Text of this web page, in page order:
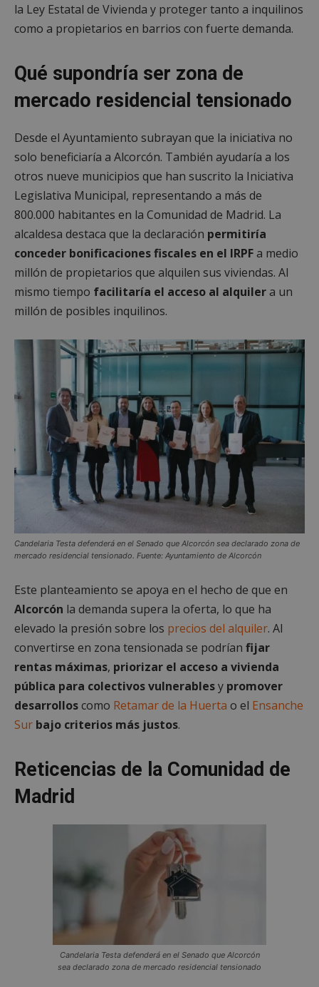
la Ley Estatal de Vivienda y proteger tanto a inquilinos
como a propietarios en barrios con fuerte demanda.
Qué supondría ser zona de
mercado residencial tensionado
Desde el Ayuntamiento subrayan que la iniciativa no
solo beneficiaría a Alcorcón. También ayudaría a los
otros nueve municipios que han suscrito la Iniciativa
Legislativa Municipal, representando a más de
800.000 habitantes en la Comunidad de Madrid. La
alcaldesa destaca que la declaración permitiría
conceder bonificaciones fiscales en el IRPFa medio
millón de propietarios que alquilen sus viviendas. Al
mismo tiempo facilitaría el acceso al alquilera un
millón de posibles inquilinos.
Candelaria Testa defenderá en el Senado que Alcorcón sea declarado zona de
mercado residencial tensionado. Fuente: Ayuntamiento de Alcorcón
Este planteamiento se apoya en el hecho de que en
Alcorcón la demanda supera la oferta, lo que ha
elevado la presión sobre los precios del alquiler. Al
convertirse en zona tensionada se podrían fijar
rentas máximas, priorizar el acceso a vivienda
pública para colectivos vulnerablesy promover
desarrolloscomo Retamar de la Huerta o el Ensanche
Sur bajo criterios más justos.
Reticencias de la Comunidad de
Madrid
Candelaria Testa defenderá en el Senado que Alcorcón
sea declarado zona de mercado residencial tensionado